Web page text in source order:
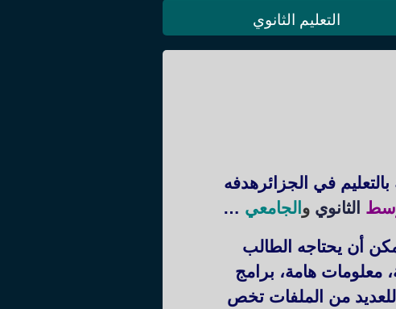
التعليم الثانوي
في الجزائرهدفه
الثانوي و الجامعي …
أن يحتاجه الطالب
معلومات هامة، برامج
من الملفات تخص